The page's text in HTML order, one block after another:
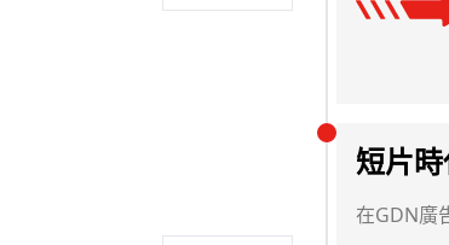
短片
在GDN廣